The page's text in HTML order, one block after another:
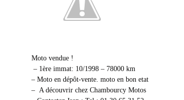
Moto vendue !
– 1ère immat: 10/1998 – 78000 km
– Moto en dépôt-vente. moto en bon etat
– A découvrir chez Chambourcy Motos